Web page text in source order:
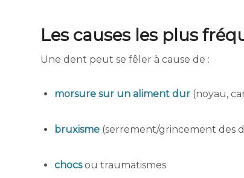
Les causes les plus
Une dent peut se fêler à cause de :
morsure sur un aliment dur (noyau,
bruxisme (serrement/grincement des
chocsou traumatismes